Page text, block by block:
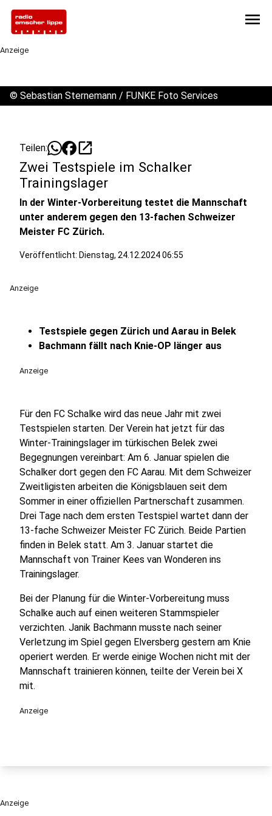
menu
Anzeige
© Sebastian Sternemann / FUNKE Foto Services
Teilen: open_in_new
Zwei Testspiele im Schalker
Trainingslager
In der Winter-Vorbereitung testet die Mannschaft
unter anderem gegen den 13-fachen Schweizer
Meister FC Zürich.
Veröffentlicht: Dienstag, 24.12.2024 06:55
Anzeige
Testspiele gegen Zürich und Aarau in Belek
Bachmann fällt nach Knie-OP länger aus
Anzeige
Für den FC Schalke wird das neue Jahr mit zwei
Testspielen starten. Der Verein hat jetzt für das
Winter-Trainingslager im türkischen Belek zwei
Begegnungen vereinbart: Am 6. Januar spielen die
Schalker dort gegen den FC Aarau. Mit dem Schweizer
Zweitligisten arbeiten die Königsblauen seit dem
Sommer in einer offiziellen Partnerschaft zusammen.
Drei Tage nach dem ersten Testspiel wartet dann der
13-fache Schweizer Meister FC Zürich. Beide Partien
finden in Belek statt. Am 3. Januar startet die
Mannschaft von Trainer Kees van Wonderen ins
Trainingslager.
Bei der Planung für die Winter-Vorbereitung muss
Schalke auch auf einen weiteren Stammspieler
verzichten. Janik Bachmann musste nach seiner
Verletzung im Spiel gegen Elversberg gestern am Knie
operiert werden. Er werde einige Wochen nicht mit der
Mannschaft trainieren können, teilte der Verein bei X
mit.
Anzeige
Anzeige